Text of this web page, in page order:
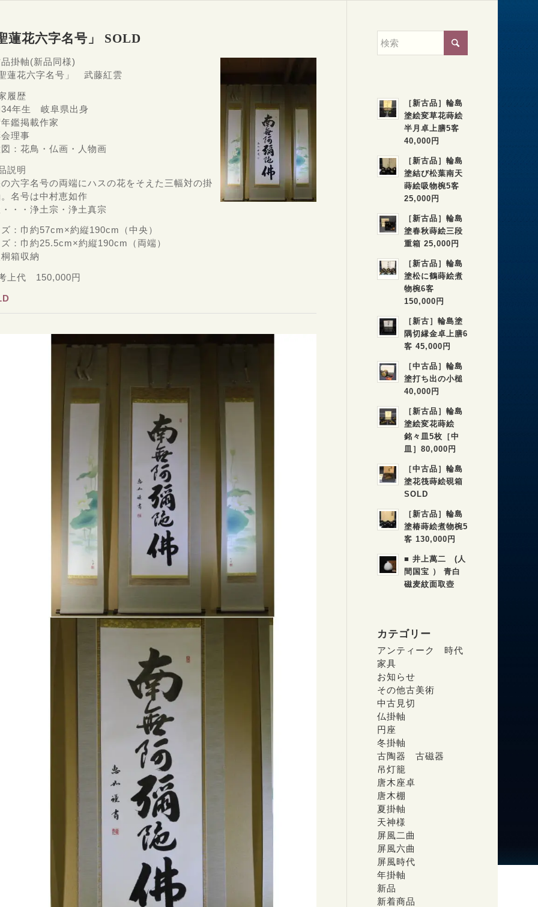
蓮花六字名号」 SOLD
掛軸(新品同様)
蓮花六字名号」 武藤紅雲
履歴
34年生 岐阜県出身
鑑掲載作家
理事
：花鳥・仏画・人物画
説明
六字名号の両端にハスの花をそえた三幅対の掛
名号は中村恵如作
・・浄土宗・浄土真宗
：巾約57cm×約縦190cm（中央）
：巾約25.5cm×約縦190cm（両端）
箱収納
上代 150,000円
［新古品］輪島
塗絵変草花蒔絵
半月卓上膳5客
40,000円
［新古品］輪島
塗結び松葉南天
蒔絵吸物椀5客
25,000円
［新古品］輪島
塗春秋蒔絵三段
重箱 25,000円
［新古品］輪島
塗松に鶴蒔絵煮
物椀6客
150,000円
［新古］輪島塗
隅切縁金卓上膳6
客 45,000円
［中古品］輪島
塗打ち出の小槌
40,000円
［新古品］輪島
塗絵変花蒔絵
銘々皿5枚［中
皿］80,000円
［中古品］輪島
塗花筏蒔絵硯箱
SOLD
［新古品］輪島
塗椿蒔絵煮物椀5
客 130,000円
■ 井上萬二 (人
間国宝 ） 青白
磁麦紋面取壺
カテゴリー
アンティーク 時代
家具
お知らせ
その他古美術
中古見切
仏掛軸
円座
冬掛軸
古陶器 古磁器
吊灯籠
唐木座卓
唐木棚
夏掛軸
天神様
屏風二曲
屏風六曲
屏風時代
年掛軸
新品
新着商品